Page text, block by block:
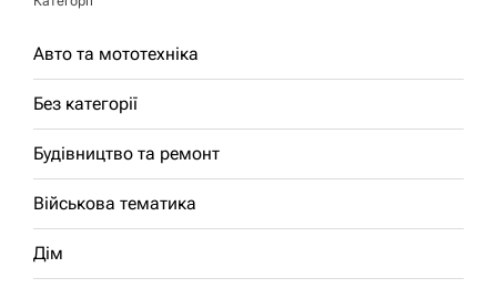
Авто та мототехніка
Без категорії
Будівництво та ремонт
Військова тематика
Дім